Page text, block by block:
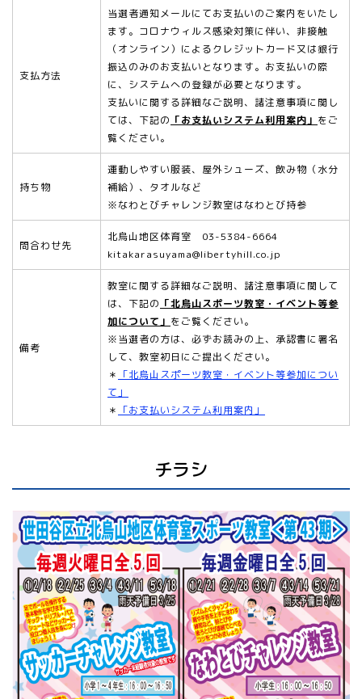
支払方法
当選者通知メールにてお支払いのご案内をいたし
ます。コロナウィルス感染対策に伴い、非接触
（オンライン）によるクレジットカード又は銀行
振込のみのお支払いとなります。お支払いの際
に、システムへの登録が必要となります。
支払いに関する詳細なご説明、諸注意事項に関し
ては、下記の 「お支払いシステム利用案内」 をご
覧ください。
持ち物
運動しやすい服装、屋外シューズ、飲み物（水分
補給）、タオルなど
※なわとびチャレンジ教室はなわとび持参
問合わせ先
北烏山地区体育室 03-5384-6664
kitakarasuyama@libertyhill.co.jp
備考
教室に関する詳細なご説明、諸注意事項に関して
は、下記の 「北烏山スポーツ教室・イベント等参
加について」 をご覧ください。
※当選者の方は、必ずお読みの上、承認書に署名
して、教室初日にご提出ください。
＊ 「北烏山スポーツ教室・イベント等参加につい
て」
＊ 「お支払いシステム利用案内」
チラシ